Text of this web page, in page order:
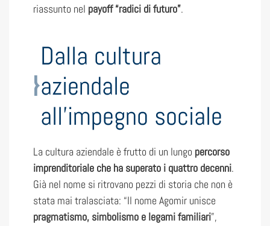
riassunto nel payoff “radici di futuro”.
Dalla cultura
aziendale
all’impegno sociale
La cultura aziendale è frutto di un lungo percorso
imprenditoriale che ha superato i quattro decenni.
Già nel nome si ritrovano pezzi di storia che non è
stata mai tralasciata: “Il nome Agomir unisce
pragmatismo, simbolismo e legami familiari”,